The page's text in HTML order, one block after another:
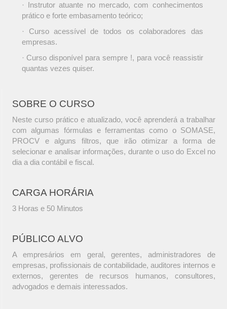
· Instrutor atuante no mercado, com conhecimentos
prático e forte embasamento teórico;
· Curso acessível de todos os colaboradores das
empresas.
· Curso disponível para sempre !, para você reassistir
quantas vezes quiser.
SOBRE O CURSO
Neste curso prático e atualizado, você aprenderá a trabalhar
com algumas fórmulas e ferramentas como o SOMASE,
PROCV e alguns filtros, que irão otimizar a forma de
selecionar e analisar informações, durante o uso do Excel no
dia a dia contábil e fiscal.
CARGA HORÁRIA
3 Horas e 50 Minutos
PÚBLICO ALVO
A empresários em geral, gerentes, administradores de
empresas, profissionais de contabilidade, auditores internos e
externos, gerentes de recursos humanos, consultores,
advogados e demais interessados.